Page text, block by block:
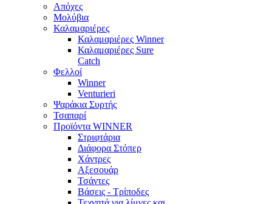
Απόχες
Μολύβια
Καλαμαριέρες
Καλαμαριέρες Winner
Καλαμαριέρες Sure
Catch
Φελλοί
Winner
Venturieri
Ψαράκια Συρτής
Τσαπαρί
Προϊόντα WINNER
Στριφτάρια
Διάφορα Στόπερ
Χάντρες
Αξεσουάρ
Τσάντες
Βάσεις - Τρίποδες